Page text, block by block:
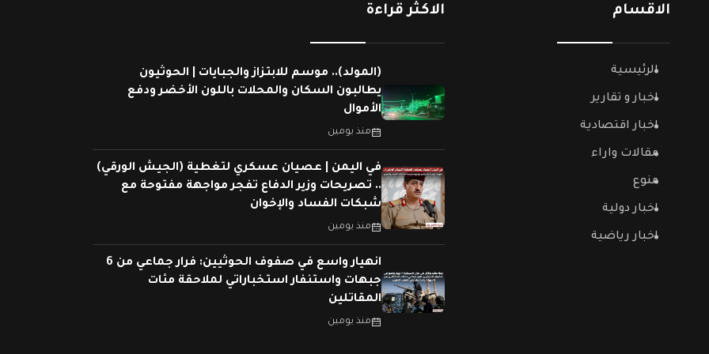
الاقسام
الرئيسية
اخبار و تقارير
اخبار اقتصادية
مقالات واراء
منوع
اخبار دولية
اخبار رياضية
الاكثر قراءة
(المولد).. موسم للابتزاز والجبايات | الحوثيون
يطالبون السكان والمحلات باللون الأخضر ودفع
الأموال
منذ يومين
في اليمن | عصيان عسكري لتغطية (الجيش الورقي)
.. تصريحات وزير الدفاع تفجر مواجهة مفتوحة مع
شبكات الفساد والإخوان
منذ يومين
انهيار واسع في صفوف الحوثيين: فرار جماعي من 6
جبهات واستنفار استخباراتي لملاحقة مئات
المقاتلين
منذ يومين